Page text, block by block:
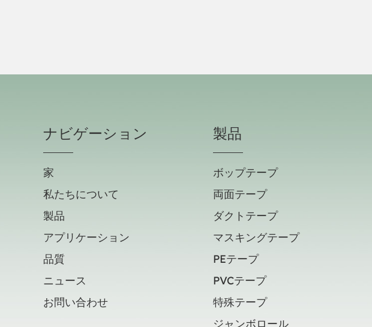
ナビゲーション
家
私たちについて
製品
アプリケーション
品質
ニュース
お問い合わせ
製品
ボップテープ
両面テープ
ダクトテープ
マスキングテープ
PEテープ
PVCテープ
特殊テープ
ジャンボロール